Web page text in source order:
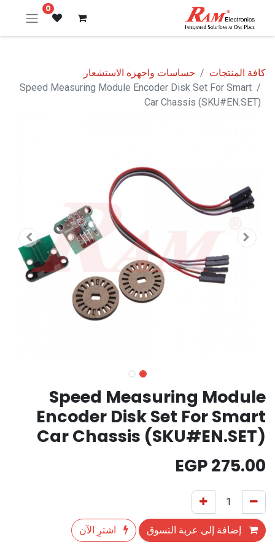
0
كافة المنتجات
حساسات واجهزه الاستشعار
Speed Measuring Module Encoder Disk Set For Smart
Car Chassis (SKU#EN.SET)
Speed Measuring Module
Encoder Disk Set For Smart
Car Chassis (SKU#EN.SET)
275.00
إضافة إلى عربة التسوق اشترِ الآن